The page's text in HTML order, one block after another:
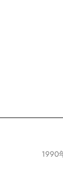
1990